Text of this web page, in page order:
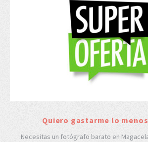
Quiero gastarme lo
Necesitas un fotógrafo barato en